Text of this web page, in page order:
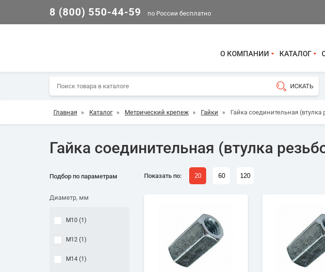
8 (800) 550-44-59 по России бесплатно
О КОМПАНИИ КАТАЛОГ
Главная » Каталог » Метрический крепеж » Гайки » Гайка соединительная (втулка
Гайка соединительная (втулка
Подбор по параметрам
Диаметр, мм
М10 (1 )
М12 (1 )
М14 (1 )
Показать по: 20 60 120